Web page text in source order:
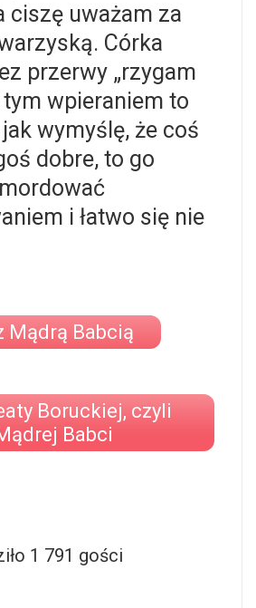
ciszę uważam za
Córka
przerwy „rzygam
tym wpieraniem to
wymyślę, że coś
dobre, to go
i łatwo się nie
Mądrą Babcią
Boruckiej, czyli
Babci
1 791 gości